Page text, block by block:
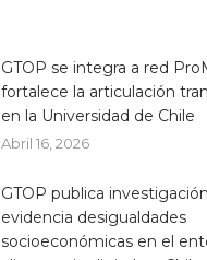
GTOP se integra a red
fortalece la articulación
en la Universidad de Chile
Abril 16, 2026
GTOP publica
evidencia desigualdades
socioeconómicas en el